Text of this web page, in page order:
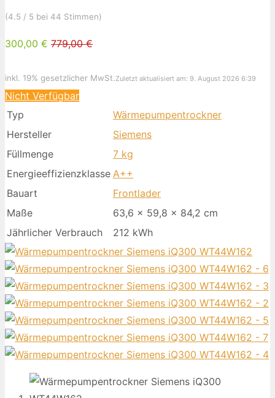
(4.5 / 5 bei 44 Stimmen)
300,00 € 779,00 €
inkl. 19% gesetzlicher MwSt.Zuletzt aktualisiert am: 9. August 2026 6:39
Nicht Verfügbar
Typ
Wärmepumpentrockner
Hersteller
Siemens
Füllmenge
7 kg
Energieeffizienzklasse A++
Bauart
Frontlader
Maße
63,6 x 59,8 x 84,2 cm
Jährlicher Verbrauch
212 kWh